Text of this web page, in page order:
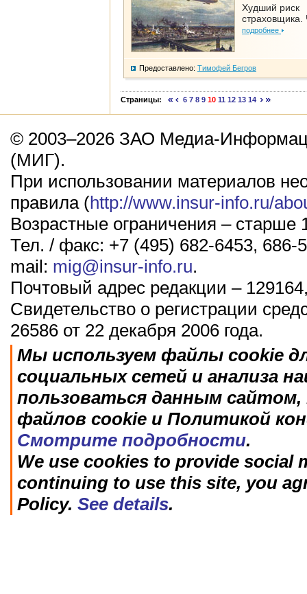
Худший риск
страховщика.
подробнее
Предоставлено: Тимофей Бегров
Страницы: 6 7 8 9 10 11 12 13 14
© 2003–2026 ЗАО Медиа-
(МИГ).
При использовании материалов
правила (http://www.insur-info.ru/
Возрастные ограничения – старше
Тел. / факс: +7 (495) 682-6453, 686-
mail: mig@insur-info.ru.
Почтовый адрес редакции –
Свидетельство о регистрации
26586 от 22 декабря 2006 года.
Мы используем файлы cookie
социальных сетей и анализа
пользоваться данным
файлов cookie и Политикой
Смотрите подробности.
We use cookies to provide social
continuing to use this site, you
Policy. See details.